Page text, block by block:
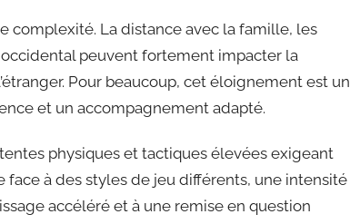
complexité. La distance avec la famille, les
peuvent fortement impacter la
Pour beaucoup, cet éloignement est un
et un accompagnement adapté.
physiques et tactiques élevées exigeant
à des styles de jeu différents, une intensité
accéléré et à une remise en question